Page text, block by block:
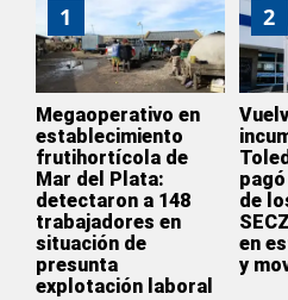
1
Megaoperativo en
establecimiento
frutihortícola de
Mar del Plata:
detectaron a 148
trabajadores en
situación de
presunta
explotación laboral
2
de
en
y